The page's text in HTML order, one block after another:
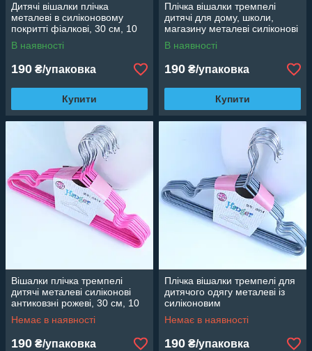
Дитячі вішалки плічка
металеві в силіконовому
покритті фіалкові, 30 см, 10
шт
В наявності
190 ₴/упаковка
Купити
Плічка вішалки тремпелі
дитячі для дому, школи,
магазину металеві силіконові
лавандові, 30 см, 10 шт.
В наявності
190 ₴/упаковка
Купити
Вішалки плічка тремпелі
дитячі металеві силіконові
антиковзні рожеві, 30 см, 10
шт.
Немає в наявності
190 ₴/упаковка
Плічка вішалки тремпелі для
дитячого одягу металеві із
силіконовим
покриттям срібло, 30 см, 10
шт.
Немає в наявності
190 ₴/упаковка